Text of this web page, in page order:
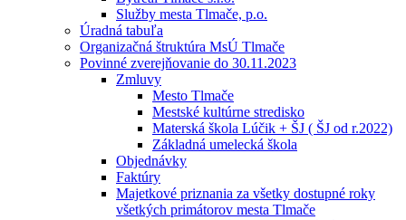
Služby mesta Tlmače, p.o.
Úradná tabuľa
Organizačná štruktúra MsÚ Tlmače
Povinné zverejňovanie do 30.11.2023
Zmluvy
Mesto Tlmače
Mestské kultúrne stredisko
Materská škola Lúčik + ŠJ ( ŠJ od r.2022)
Základná umelecká škola
Objednávky
Faktúry
Majetkové priznania za všetky dostupné roky
všetkých primátorov mesta Tlmače